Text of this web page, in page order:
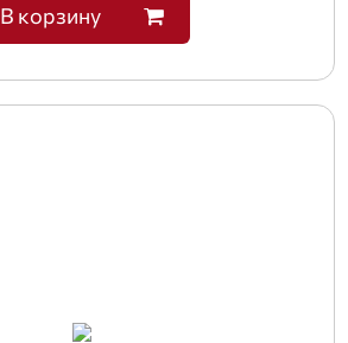
В корзину